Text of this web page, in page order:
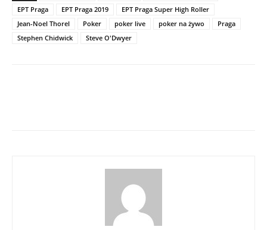
EPT Praga
EPT Praga 2019
EPT Praga Super High Roller
Jean-Noel Thorel
Poker poker live poker na żywo
Praga
Stephen Chidwick
Steve O'Dwyer